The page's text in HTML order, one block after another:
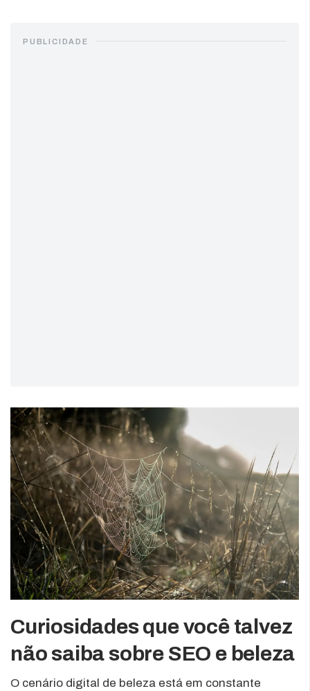
PUBLICIDADE
Curiosidades que você talvez
não saiba sobre SEO e beleza
O cenário digital de beleza está em constante